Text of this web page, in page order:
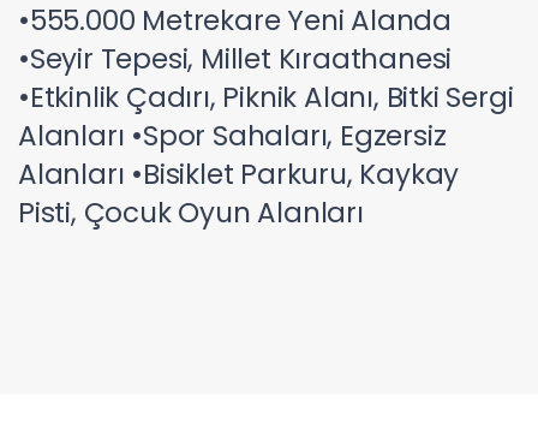
•555.000 Metrekare Yeni Alanda
•Seyir Tepesi, Millet Kıraathanesi
•Etkinlik Çadırı, Piknik Alanı, Bitki Sergi
Alanları •Spor Sahaları, Egzersiz
Alanları •Bisiklet Parkuru, Kaykay
Pisti, Çocuk Oyun Alanları